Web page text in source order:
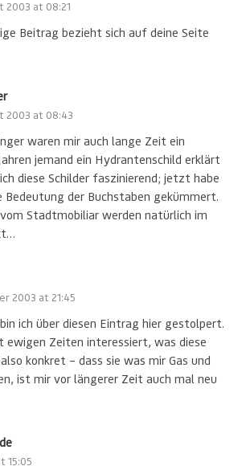
2003 at 08:21
Beitrag bezieht sich auf deine Seite
2003 at 08:43
waren mir auch lange Zeit ein
jemand ein Hydrantenschild erklärt
diese Schilder faszinierend; jetzt habe
Bedeutung der Buchstaben gekümmert.
Stadtmobiliar werden natürlich im
2003 at 21:45
ich über diesen Eintrag hier gestolpert.
ewigen Zeiten interessiert, was diese
konkret – dass sie was mir Gas und
ist mir vor längerer Zeit auch mal neu
15:05